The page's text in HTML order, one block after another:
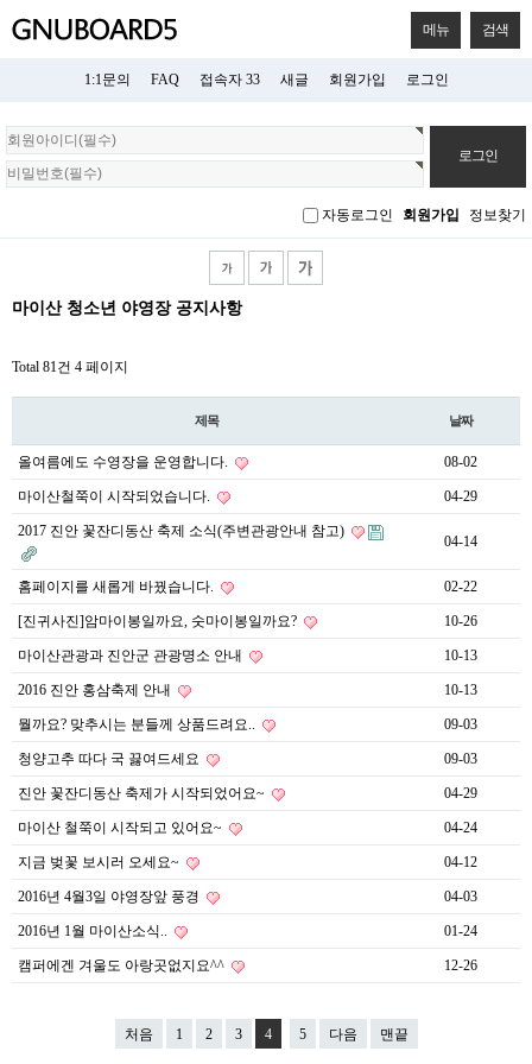
메뉴 검색
1:1문의 FAQ 접속자 33 새글 회원가입 로그인
회
원
로
자동로그인 회원가입 정보찾기
마이산 청소년 야영장 공지사항
Total 81건 4 페이지
제목 날짜
올여름에도 수영장을 운영합니다. 08-02
마이산철쭉이 시작되었습니다. 04-29
2017 진안 꽃잔디동산 축제 소식(주변관광안내 참고)
04-14
홈페이지를 새롭게 바꿨습니다. 02-22
[진귀사진]암마이봉일까요, 숫마이봉일까요? 10-26
마이산관광과 진안군 관광명소 안내 10-13
2016 진안 홍삼축제 안내 10-13
뭘까요? 맞추시는 분들께 상품드려요.. 09-03
청양고추 따다 국 끓여드세요 09-03
진안 꽃잔디동산 축제가 시작되었어요~ 04-29
마이산 철쭉이 시작되고 있어요~ 04-24
지금 벚꽃 보시러 오세요~ 04-12
2016년 4월3일 야영장앞 풍경 04-03
2016년 1월 마이산소식.. 01-24
캠퍼에겐 겨울도 아랑곳없지요^^ 12-26
처음 1 2 3 4 5 다음 맨끝